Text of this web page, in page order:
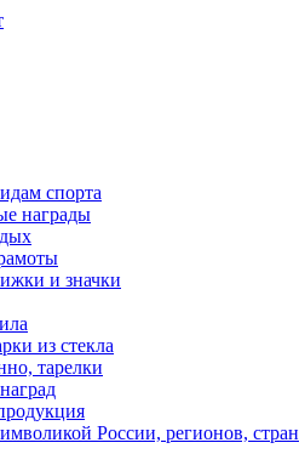
спорта
награды
и значки
из стекла
тарелки
России, регионов, стран